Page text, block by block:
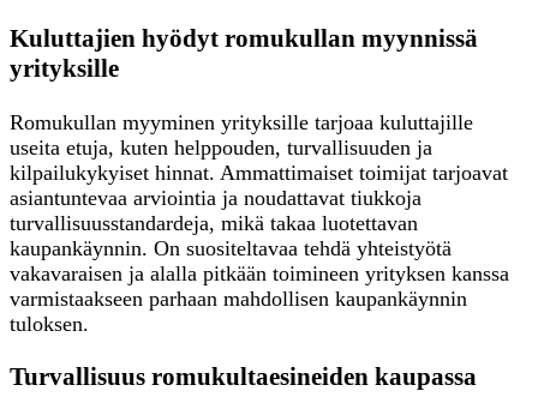
Kuluttajien hyödyt romukullan myynnissä
yrityksille
Romukullan myyminen yrityksille tarjoaa kuluttajille
useita etuja, kuten helppouden, turvallisuuden ja
kilpailukykyiset hinnat. Ammattimaiset toimijat tarjoavat
asiantuntevaa arviointia ja noudattavat tiukkoja
turvallisuusstandardeja, mikä takaa luotettavan
kaupankäynnin. On suositeltavaa tehdä yhteistyötä
vakavaraisen ja alalla pitkään toimineen yrityksen kanssa
varmistaakseen parhaan mahdollisen kaupankäynnin
tuloksen.
Turvallisuus romukultaesineiden kaupassa